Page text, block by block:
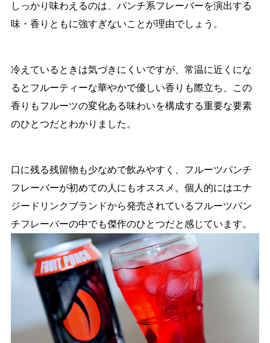
しっかり味わえるのは、パンチ系フレーバーを演出する
味・香りともに強すぎないことが理由でしょう。
冷えているときは気づきにくいですが、常温に近くにな
るとフルーティーな華やかで優しい香りも際立ち、この
香りもフルーツの変化ある味わいを構成する重要な要素
のひとつだとわかりました。
口に残る残留物も少なめで飲みやすく、フルーツパンチ
フレーバーが初めての人にもオススメ。個人的にはエナ
ジードリンクブランドから発売されているフルーツパン
チフレーバーの中でも傑作のひとつだと感じています。